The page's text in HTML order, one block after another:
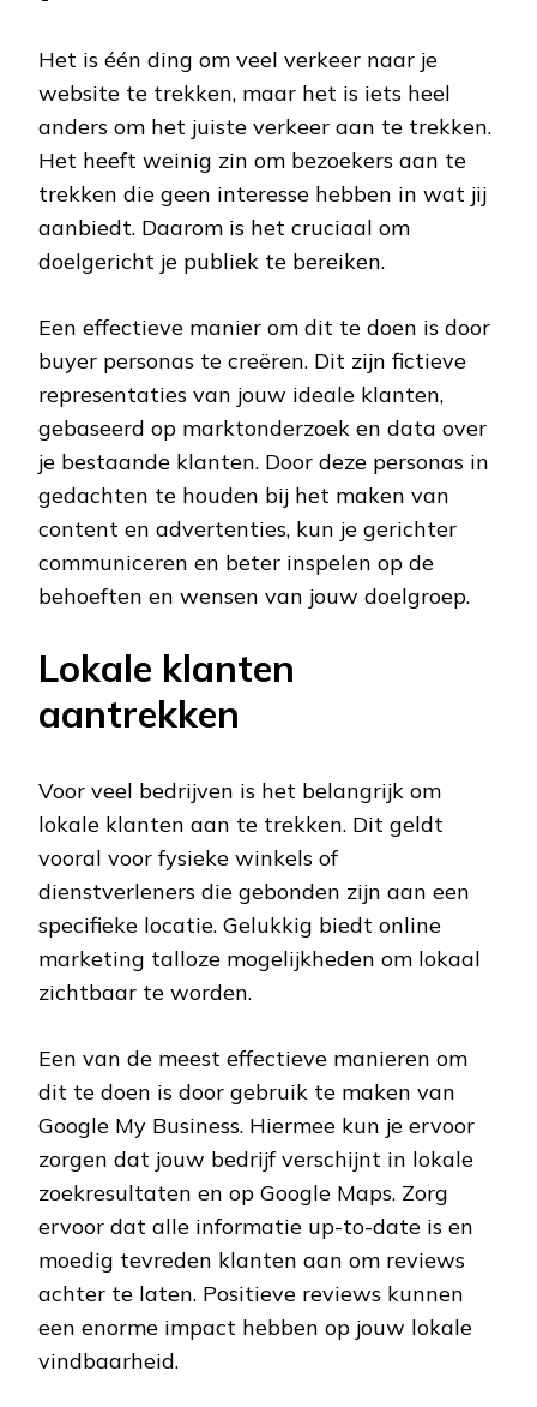
Het is één ding om veel verkeer naar je
website te trekken, maar het is iets heel
anders om het juiste verkeer aan te trekken.
Het heeft weinig zin om bezoekers aan te
trekken die geen interesse hebben in wat jij
aanbiedt. Daarom is het cruciaal om
doelgericht je publiek te bereiken.
Een effectieve manier om dit te doen is door
buyer personas te creëren. Dit zijn fictieve
representaties van jouw ideale klanten,
gebaseerd op marktonderzoek en data over
je bestaande klanten. Door deze personas in
gedachten te houden bij het maken van
content en advertenties, kun je gerichter
communiceren en beter inspelen op de
behoeften en wensen van jouw doelgroep.
Lokale klanten
aantrekken
Voor veel bedrijven is het belangrijk om
lokale klanten aan te trekken. Dit geldt
vooral voor fysieke winkels of
dienstverleners die gebonden zijn aan een
specifieke locatie. Gelukkig biedt online
marketing talloze mogelijkheden om lokaal
zichtbaar te worden.
Een van de meest effectieve manieren om
dit te doen is door gebruik te maken van
Google My Business. Hiermee kun je ervoor
zorgen dat jouw bedrijf verschijnt in lokale
zoekresultaten en op Google Maps. Zorg
ervoor dat alle informatie up-to-date is en
moedig tevreden klanten aan om reviews
achter te laten. Positieve reviews kunnen
een enorme impact hebben op jouw lokale
vindbaarheid.